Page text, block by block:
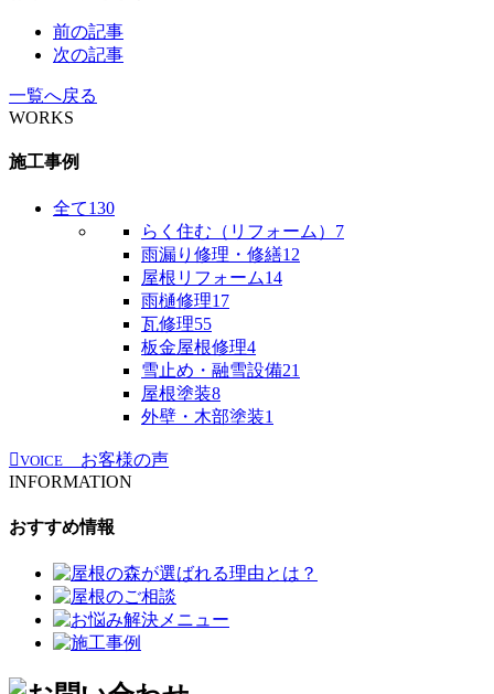
前の記事
次の記事
一覧へ戻る
WORKS
施工事例
全て130
らく住む（リフォーム） 7
雨漏り修理・修繕12
屋根リフォーム14
雨樋修理17
瓦修理55
板金屋根修理4
雪止め・融雪設備21
屋根塗装8
外壁・木部塗装1
VOICE
お客様の声
INFORMATION
おすすめ情報